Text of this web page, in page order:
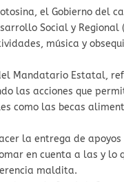
el Gobierno del
Social y Regional
música y
Mandatario Estatal,
las acciones que
como las becas
la entrega de
en cuenta a las y lo
maldita.